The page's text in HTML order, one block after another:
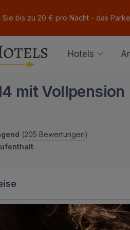
bis zu 20 € pro Nacht - das
Hotels
mit Vollpension
(205 Bewertungen)